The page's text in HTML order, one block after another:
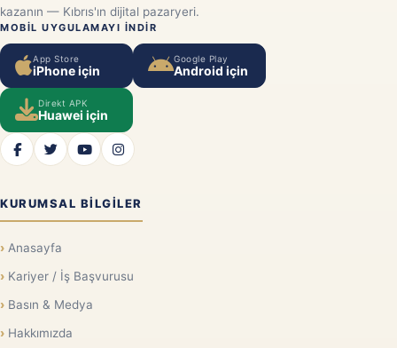
kazanın — Kıbrıs'ın dijital pazaryeri.
MOBIL UYGULAMAYI INDIR
App Store
iPhone için
Google Play
Android için
Direkt APK
Huawei için
KURUMSAL BILGILER
Anasayfa
Kariyer / İş Başvurusu
Basın & Medya
Hakkımızda